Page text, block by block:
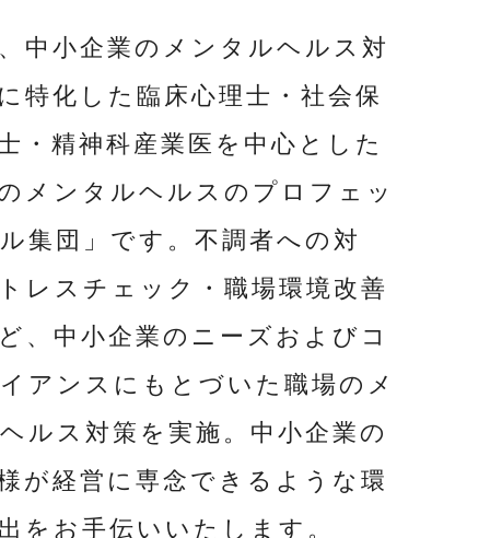
中小企業のメンタルヘルス対
特化した臨床心理士・社会保
・精神科産業医を中心とした
メンタルヘルスのプロフェッ
集団」です。不調者への対
レスチェック・職場環境改善
、中小企業のニーズおよびコ
アンスにもとづいた職場のメ
ルス対策を実施。中小企業の
が経営に専念できるような環
をお手伝いいたします。